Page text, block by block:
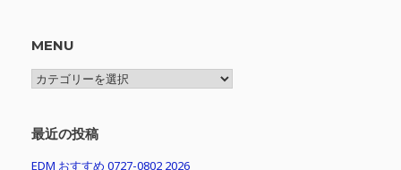
MENU
MENU
最近の投稿
EDM おすすめ 0727-0802 2026